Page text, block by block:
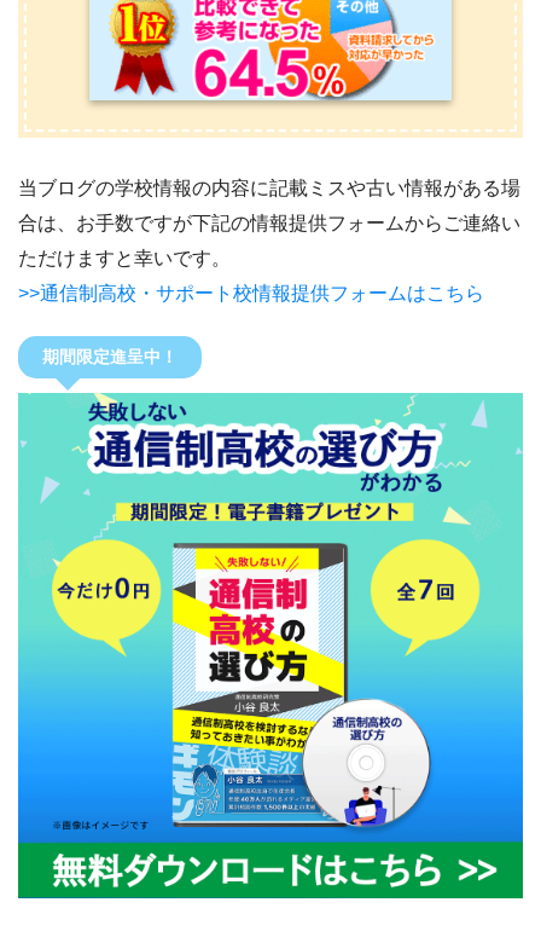
当ブログの学校情報の内容に記載ミスや古い情報がある場
合は、お手数ですが下記の情報提供フォームからご連絡い
ただけますと幸いです。
>>通信制高校・サポート校情報提供フォームはこちら
期間限定進呈中！